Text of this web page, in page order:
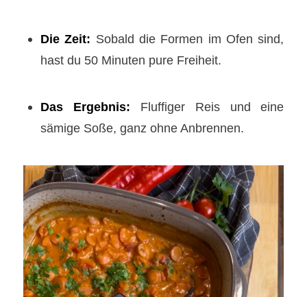
Die Zeit: Sobald die Formen im Ofen sind,
hast du 50 Minuten pure Freiheit.
Das Ergebnis: Fluffiger Reis und eine
sämige Soße, ganz ohne Anbrennen.